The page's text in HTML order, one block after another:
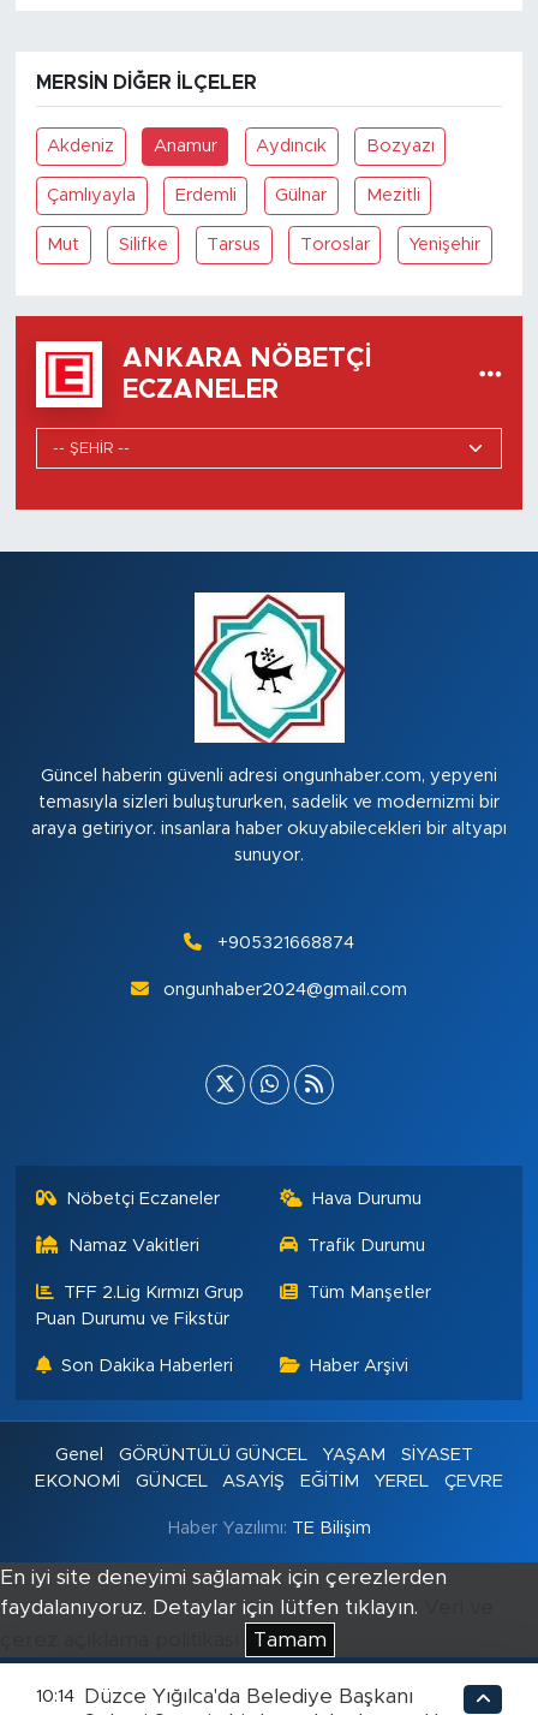
MERSIN DIĞER İLÇELER
Akdeniz Anamur Aydıncık Bozyazı
Çamlıyayla Erdemli Gülnar Mezitli
Mut Silifke Tarsus Toroslar Yenişehir
ANKARA NÖBETÇI
ECZANELER
Güncel haberin güvenli adresi ongunhaber.com, yepyeni
temasıyla sizleri buluştururken, sadelik ve modernizmi bir
araya getiriyor. insanlara haber okuyabilecekleri bir altyapı
sunuyor.
+905321668874
ongunhaber2024@gmail.com
Nöbetçi Eczaneler Hava Durumu
Namaz Vakitleri Trafik Durumu
TFF 2.Lig Kırmızı Grup
Puan Durumu ve Fikstür
Tüm Manşetler
Son Dakika Haberleri Haber Arşivi
Genel GÖRÜNTÜLÜ GÜNCEL YAŞAM
SİYASET
EKONOMİ
GÜNCEL ASAYİŞ EĞİTİM YEREL ÇEVRE
Haber Yazılımı: TE Bilişim
En iyi site deneyimi sağlamak için çerezlerden
faydalanıyoruz. Detaylar için lütfen tıklayın.
Tamam
10:14
Düzce Yığılca'da Belediye Başkanı